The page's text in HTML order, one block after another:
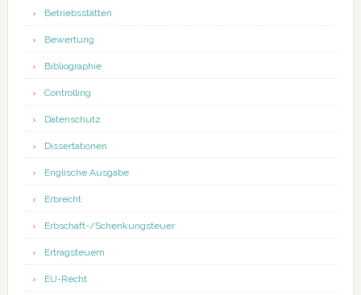
Betriebsstätten
Bewertung
Bibliographie
Controlling
Datenschutz
Dissertationen
Englische Ausgabe
Erbrecht
Erbschaft-/Schenkungsteuer
Ertragsteuern
EU-Recht